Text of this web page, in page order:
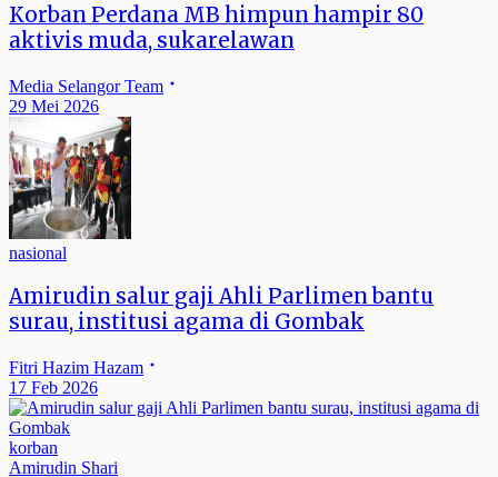
Korban Perdana MB himpun hampir 80
aktivis muda, sukarelawan
Media Selangor Team
29 Mei 2026
nasional
Amirudin salur gaji Ahli Parlimen bantu
surau, institusi agama di Gombak
Fitri Hazim Hazam
17 Feb 2026
korban
Amirudin Shari